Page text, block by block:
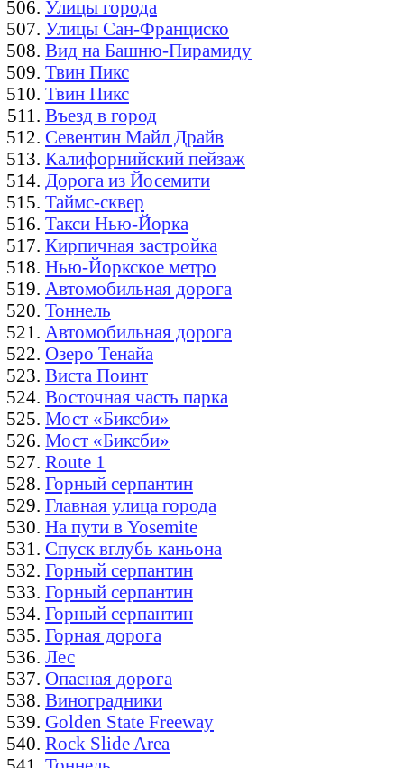
Улицы города
Улицы Сан-Франциско
Вид на Башню-Пирамиду
Твин Пикс
Твин Пикс
Въезд в город
Севентин Майл Драйв
Калифорнийский пейзаж
Дорога из Йосемити
Таймс-сквер
Такси Нью-Йорка
Кирпичная застройка
Нью-Йоркское метро
Автомобильная дорога
Тоннель
Автомобильная дорога
Озеро Тенайа
Виста Поинт
Восточная часть парка
Мост «Биксби»
Мост «Биксби»
Route 1
Горный серпантин
Главная улица города
На пути в Yosemite
Спуск вглубь каньона
Горный серпантин
Горный серпантин
Горный серпантин
Горная дорога
Лес
Опасная дорога
Виноградники
Golden State Freeway
Rock Slide Area